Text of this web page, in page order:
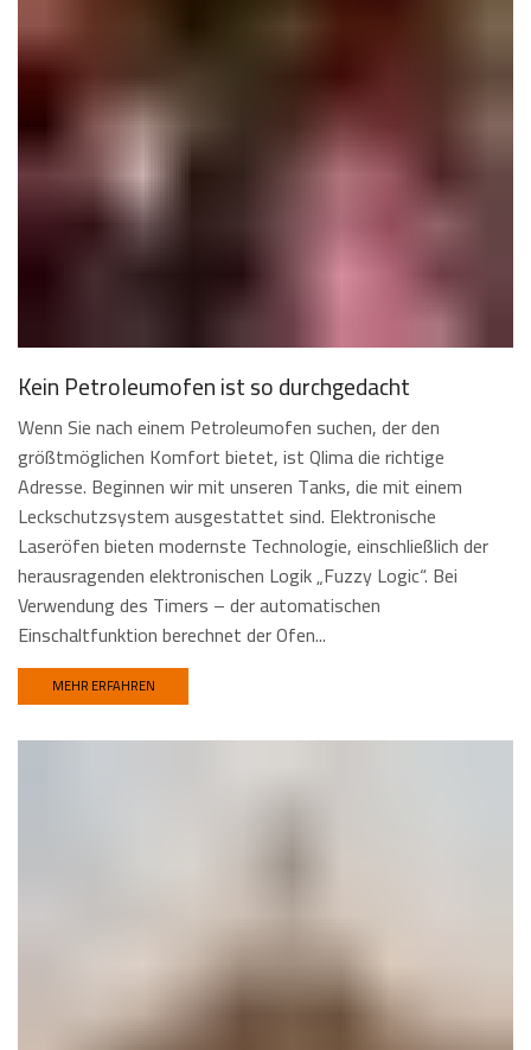
Kein Petroleumofen ist so durchgedacht
Wenn Sie nach einem Petroleumofen suchen, der den
größtmöglichen Komfort bietet, ist Qlima die richtige
Adresse. Beginnen wir mit unseren Tanks, die mit einem
Leckschutzsystem ausgestattet sind. Elektronische
Laseröfen bieten modernste Technologie, einschließlich der
herausragenden elektronischen Logik „Fuzzy Logic“. Bei
Verwendung des Timers – der automatischen
Einschaltfunktion berechnet der Ofen...
MEHR ERFAHREN